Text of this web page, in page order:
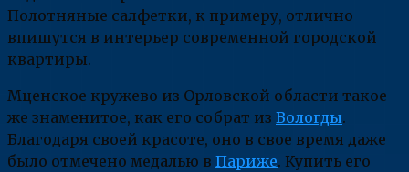
Полотняные салфетки, к примеру, отлично
впишутся в интерьер современной городской
квартиры.
Мценское кружево из Орловской области такое
же знаменитое, как его собрат из Вологды.
Благодаря своей красоте, оно в свое время даже
было отмечено медалью в Париже. Купить его